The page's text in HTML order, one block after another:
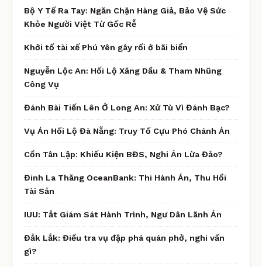
Bộ Y Tế Ra Tay: Ngăn Chặn Hàng Giả, Bảo Vệ Sức
Khỏe Người Việt Từ Gốc Rễ
Khởi tố tài xế Phú Yên gây rối ở bãi biển
Nguyễn Lộc An: Hối Lộ Xăng Dầu & Tham Nhũng
Công Vụ
Đánh Bài Tiến Lên Ở Long An: Xử Tù Vì Đánh Bạc?
Vụ Án Hối Lộ Đà Nẵng: Truy Tố Cựu Phó Chánh Án
Cồn Tân Lập: Khiếu Kiện BĐS, Nghi Án Lừa Đảo?
Đinh La Thăng OceanBank: Thi Hành Án, Thu Hồi
Tài Sản
IUU: Tắt Giám Sát Hành Trình, Ngư Dân Lãnh Án
Đắk Lắk: Điều tra vụ đập phá quán phở, nghi vấn
gì?